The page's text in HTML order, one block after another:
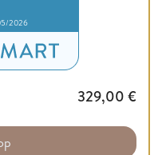
2026
329,00 €